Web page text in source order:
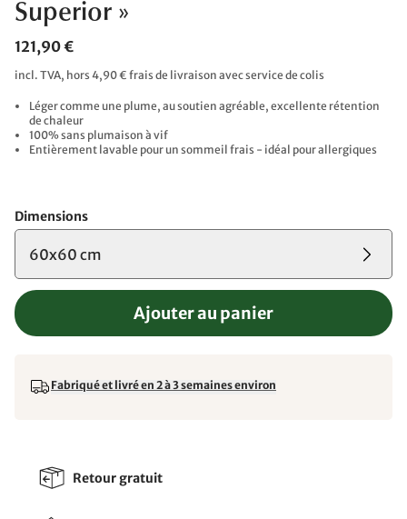
Superior »
121,90 €
incl. TVA, hors 4,90 € frais de livraison avec service de colis
Léger comme une plume, au soutien agréable, excellente rétention
de chaleur
100% sans plumaison à vif
Entièrement lavable pour un sommeil frais - idéal pour allergiques
Dimensions
60x60 cm
Ajouter au panier
Fabriqué et livré en 2 à 3 semaines environ
Retour gratuit